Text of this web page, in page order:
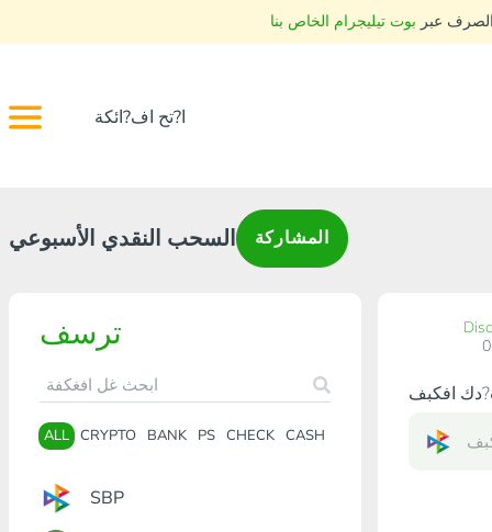
عبر بوت تيليجرام الخاص بنا
ا?تح اف?ائكة
السحب النقدي الأسبوعي المشاركة
ترسف
ALL CRYPTO BANK PS CHECK CASH
SBP